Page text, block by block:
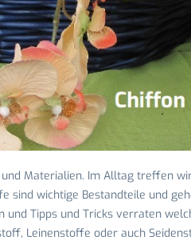
Materialien. Im Alltag treffen
sind wichtige Bestandteile und
und Tipps und Tricks verraten
Leinenstoffe oder auch